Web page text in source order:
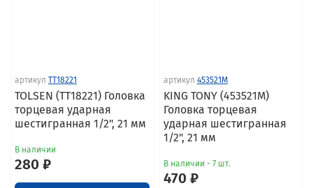
артикул TT18221
TOLSEN (TT18221) Головка
торцевая ударная
шестигранная 1/2", 21 мм
В наличии
280 ₽
артикул 453521M
KING TONY (453521M)
Головка торцевая
ударная шестигранная
1/2", 21 мм
В наличии - 7 шт.
470 ₽